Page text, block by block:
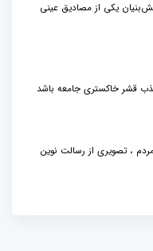
یکی از مصادیق عینی
جذب قشر خاکستری جامعه باشد
، تصویری از رسالت نوین